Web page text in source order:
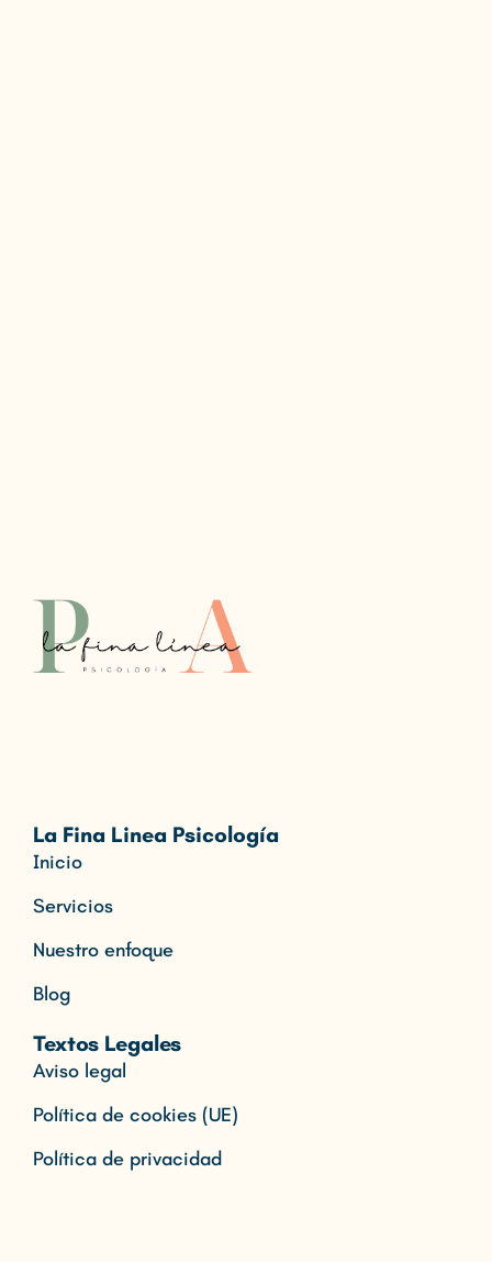
La Fina Linea Psicología
Inicio
Servicios
Nuestro enfoque
Blog
Textos Legales
Aviso legal
Política de cookies (UE)
Política de privacidad